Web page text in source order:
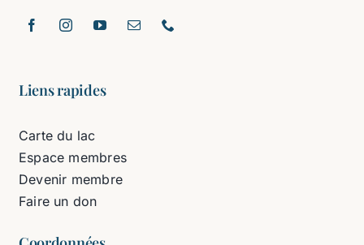
Liens rapides
Carte du lac
Espace membres
Devenir membre
Faire un don